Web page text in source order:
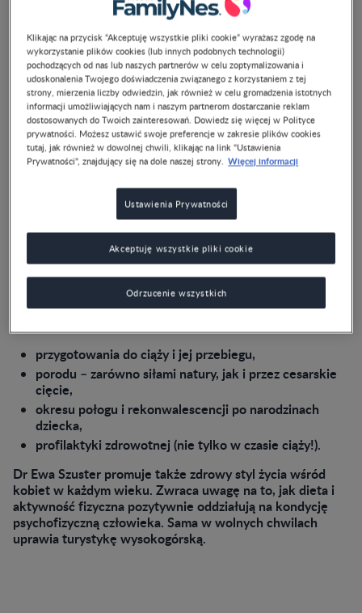
Dr n. med. Ewa SzusterPrzynależy do Polskiego
Towarzystwa Ginekologów i Położników, Polskiego
Towarzystwa Seksuologii Medycznej i Polskiego
Towarzystwa Leczenia Otyłości.
Na podstawie swego wieloletniego doświadczenia
przygotowania do ciąży i jej przebiegu,
porodu – zarówno siłami natury, jak i przez cesarskie
cięcie,
okresu połogu i rekonwalescencji po narodzinach
dziecka,
profilaktyki zdrowotnej (nie tylko w czasie ciąży!).
Dr Ewa Szuster promuje także zdrowy styl życia wśród
kobiet w każdym wieku. Zwraca uwagę na to, jak dieta i
aktywność fizyczna pozytywnie oddziałują na kondycję
psychofizyczną człowieka. Sama w wolnych chwilach
uprawia turystykę wysokogórską.
Klikając na przycisk “Akceptuję wszystkie pliki cookie” wyrażasz zgodę na
wykorzystanie plików cookies (lub innych podobnych technologii)
pochodzących od nas lub naszych partnerów w celu zoptymalizowania i
udoskonalenia Twojego doświadczenia związanego z korzystaniem z tej
strony, mierzenia liczby odwiedzin, jak również w celu gromadzenia istotnych
informacji umożliwiających nam i naszym partnerom dostarczanie reklam
dostosowanych do Twoich zainteresowań. Dowiedz się więcej w Polityce
prywatności. Możesz ustawić swoje preferencje w zakresie plików cookies
tutaj, jak również w dowolnej chwili, klikając na link "Ustawienia
Prywatności", znajdujący się na dole naszej strony. Więcej informacji
Ustawienia Prywatności
Odrzucenie wszystkich
Akceptuję wszystkie pliki cookie